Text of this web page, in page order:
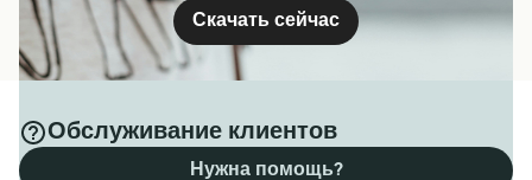
Скачать сейчас
Обслуживание клиентов
Нужна помощь?